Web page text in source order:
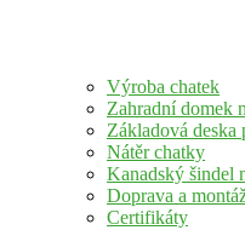
Výroba chatek
Zahradní domek
Základová deska
Nátěr chatky
Kanadský šindel
Doprava a
Certifikáty